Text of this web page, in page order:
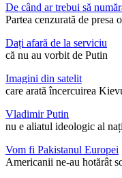
De când ar trebui să
Partea cenzurată de presa
Dați afară de la serviciu
că nu au vorbit de Putin
Imagini din satelit
care arată încercuirea
Vladimir Putin
nu e aliatul ideologic al
Vom fi Pakistanul Europei
Americanii ne-au hotărât